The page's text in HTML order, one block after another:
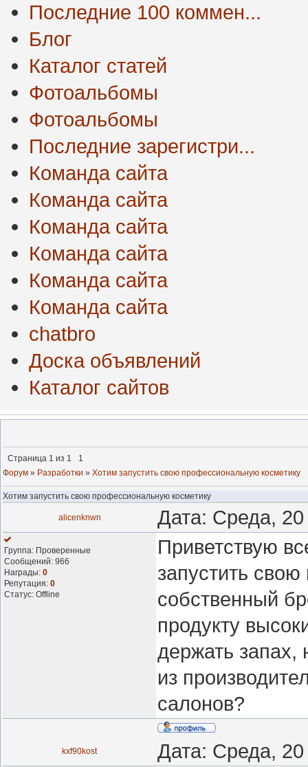
Последние 100 коммен...
Блог
Каталог статей
Фотоальбомы
Фотоальбомы
Последние зарегистри...
Команда сайта
Команда сайта
Команда сайта
Команда сайта
Команда сайта
Команда сайта
chatbro
Доска объявлений
Каталог сайтов
Страница 1 из 1
1
Форум » Разработки » Хотим запустить свою профессиональную косметику
Хотим запустить свою профессиональную косметику
alicenknwn Дата: Среда,
Группа: Проверенные
Сообщений: 966
Награды: 0
Репутация: 0
Статус: Offline
Приветствую
запустить
собственный
продукту
держать запах,
из
салонов?
kxf90kost Дата: Среда,